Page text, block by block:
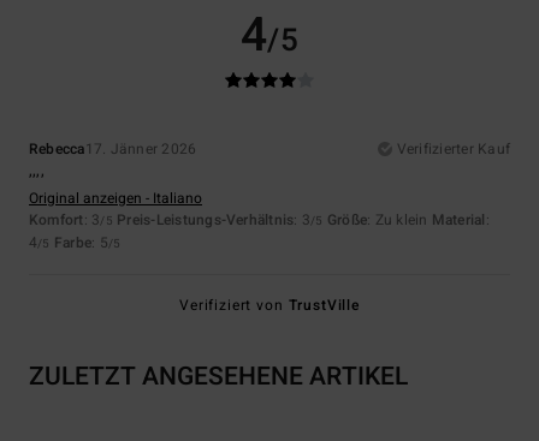
4/5
Rebecca17. Jänner 2026
Verifizierter Kauf
,,,,
Original anzeigen - Italiano
Komfort: 3/5 Preis-Leistungs-Verhältnis: 3/5 Größe: Zu klein Material:
4/5 Farbe: 5/5
Verifiziert von TrustVille
ZULETZT ANGESEHENE ARTIKEL